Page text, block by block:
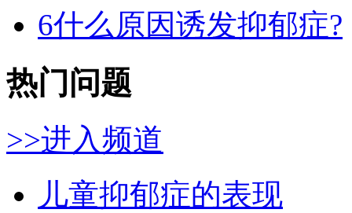
6什么原因诱发抑郁症?
热门问题
>>进入频道
儿童抑郁症的表现